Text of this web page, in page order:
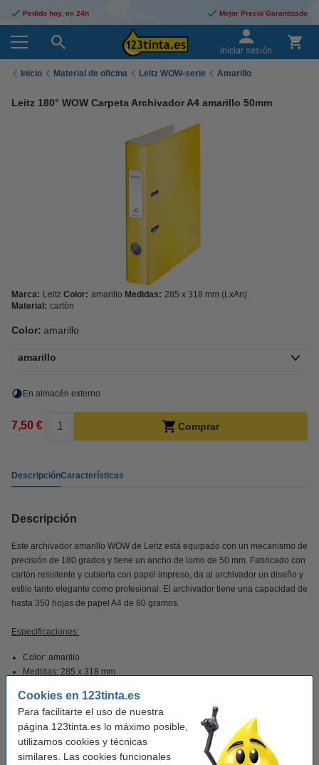
Cookies en 123tinta.es
Para facilitarte el uso de nuestra
página 123tinta.es lo máximo posible,
utilizamos cookies y técnicas
similares. Las cookies funcionales
Pedido hoy, en 24h Mejor Precio Garantizado
Iniciar sesión
Inicio Material de oficina Leitz WOW-serie Amarillo
Leitz 180° WOW Carpeta Archivador A4 amarillo 50mm
Marca: Leitz Color: amarillo Medidas: 285 x 318 mm (LxAn)
Material: cartón
Color: amarillo
amarillo
En almacén externo
7,50 € Comprar
DescripciónCaracterísticas
Descripción
Este archivador amarillo WOW de Leitz está equipado con un mecanismo de
precisión de 180 grados y tiene un ancho de lomo de 50 mm. Fabricado con
cartón resistente y cubierta con papel impreso, da al archivador un diseño y
estilo tanto elegante como profesional. El archivador tiene una capacidad de
hasta 350 hojas de papel A4 de 80 gramos.
Especificaciones:
Color: amarillo
Medidas: 285 x 318 mm
Guarda papeles, archivos y documentos juntos de forma ordenada con este
archivador A4